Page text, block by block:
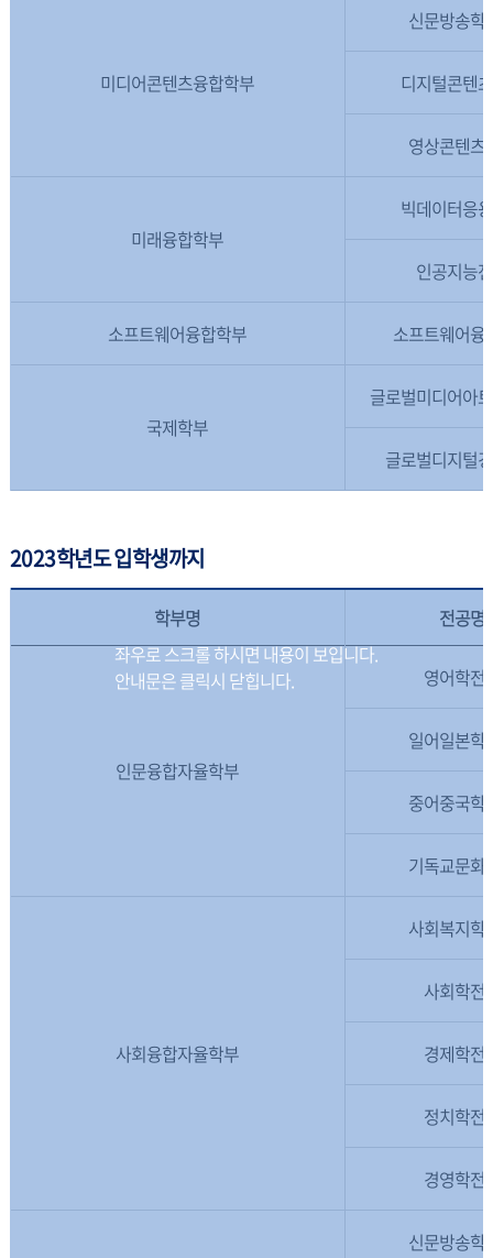
미디어콘텐츠융합학부
신문방송학
디지털콘텐
영상콘텐츠
미래융합학부
빅데이터응
인공지능
소프트웨어융합학부 소프트웨어융
국제학부
글로벌미디어아
글로벌디지털
2023학년도 입학생까지
학부명 전공명
인문융합자율학부
영어학전
일어일본학
중어중국학
기독교문화
사회융합자율학부
사회복지학
사회학전
경제학전
정치학전
경영학전
신문방송학